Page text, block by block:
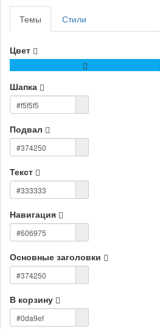
Темы Стили
Цвет
Шапка
Подвал
Текст
Навигация
Основные заголовки
В корзину